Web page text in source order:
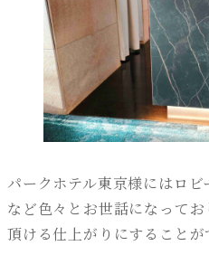
パークホテル東京様にはロ
など色々とお世話になって
頂ける仕上がりにすることが